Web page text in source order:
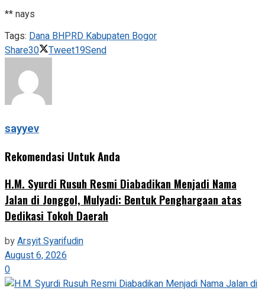
** nays
Tags: Dana BHPRD Kabupaten Bogor
Share30 Tweet19Send
sayyev
Rekomendasi Untuk Anda
H.M. Syurdi Rusuh Resmi Diabadikan Menjadi Nama
Jalan di Jonggol, Mulyadi: Bentuk Penghargaan atas
Dedikasi Tokoh Daerah
byArsyit Syarifudin
August 6, 2026
0